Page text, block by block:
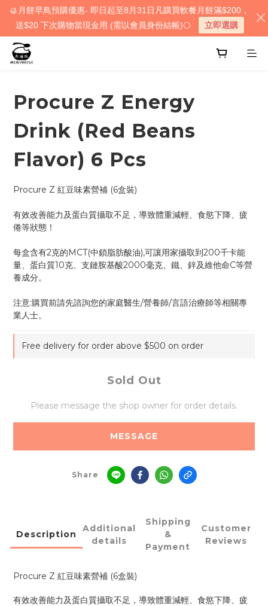
Procure Z Energy
Drink (Red Beans
Flavor) 6 Pcs
Procure Z 紅豆味素營補 (6盒裝)
有效改善能力及蛋白質攝取不足，導致體重減輕、食慾下降、疲
倦等狀態！
每盒含有2克的MCT(中鎖脂肪酸油),可讓用家攝取到200千卡能
量、蛋白質10克、支鏈胺基酸2000毫克、鐵、鋅及維他命C等營
養成分。
注意:購買前請先諮詢您的家庭醫生/營養師/言語治療師等相關專
業人士。
Free delivery for order above $500 on order
Sold Out
Please message the shop owner for order details.
MESSAGE
Share
Description
Additional
details
Shipping
&
Payment
Customer
Reviews
Procure Z 紅豆味素營補 (6盒裝)
有效改善能力及蛋白質攝取不足，導致體重減輕、食慾下降、疲
🥮月餅早鳥預購優惠- 即日起至8月31日凡購買軟餐月餅滿$200，
送$20 下次購物當現金用 (需以會員身份結帳)🌕
立即選購